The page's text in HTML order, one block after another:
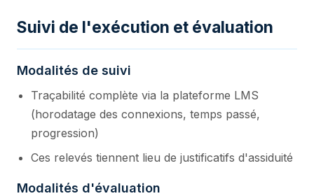
Suivi de l'exécution et évaluation
Modalités de suivi
Traçabilité complète via la plateforme LMS
(horodatage des connexions, temps passé,
progression)
Ces relevés tiennent lieu de justificatifs d'assiduité
Modalités d'évaluation